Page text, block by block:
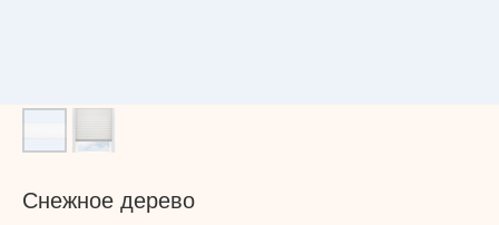
Снежное дерево